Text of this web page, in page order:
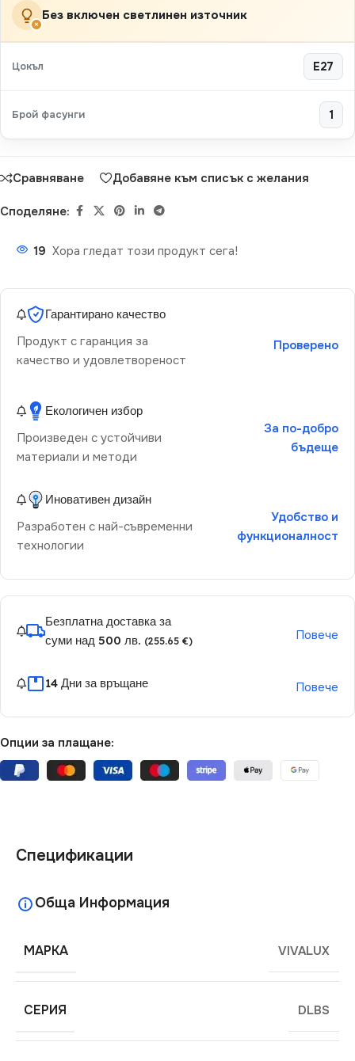
×
Без включен светлинен източник
Цокъл E27
Брой фасунги 1
Сравняване Добавяне към списък с желания
Споделяне:
19 Хора гледат този продукт сега!
Гарантирано качество
Продукт с гаранция за
качество и удовлетвореност
Проверено
Екологичен избор
Произведен с устойчиви
материали и методи
За по-добро
бъдеще
Иновативен дизайн
Разработен с най-съвременни
технологии
Удобство и
функционалност
Безплатна доставка за
суми над 500 лв. (255.65 €) Повече
14 Дни за връщане Повече
Опции за плащане:
Спецификации
Обща Информация
МАРКА VIVALUX
СЕРИЯ DLBS